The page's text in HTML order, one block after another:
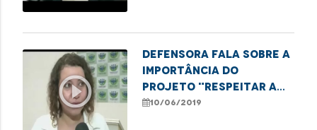
play_circle_outline
Defensora fala sobre a
importância do
projeto "Respeitar a
Diferença é Viver sem
10/06/2019